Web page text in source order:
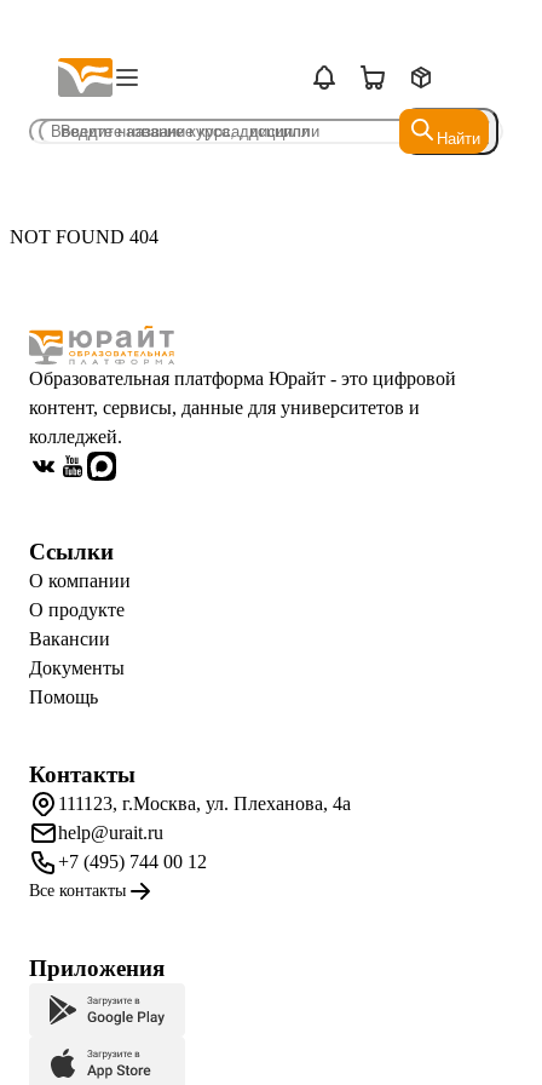
Найти
Найти
NOT FOUND 404
Образовательная платформа Юрайт - это цифровой
контент, сервисы, данные для университетов и
колледжей.
Ссылки
О компании
О продукте
Вакансии
Документы
Помощь
Контакты
111123, г.Москва, ул. Плеханова, 4а
help@urait.ru
+7 (495) 744 00 12
Все контакты
Приложения